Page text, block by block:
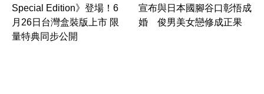
Special Edition》登場！6
月26日台灣盒裝版上市 限
量特典同步公開
宣布與日本國腳谷口彰悟成
婚 俊男美女戀修成正果